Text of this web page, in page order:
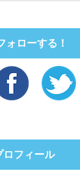
ォローする！
ロフィール